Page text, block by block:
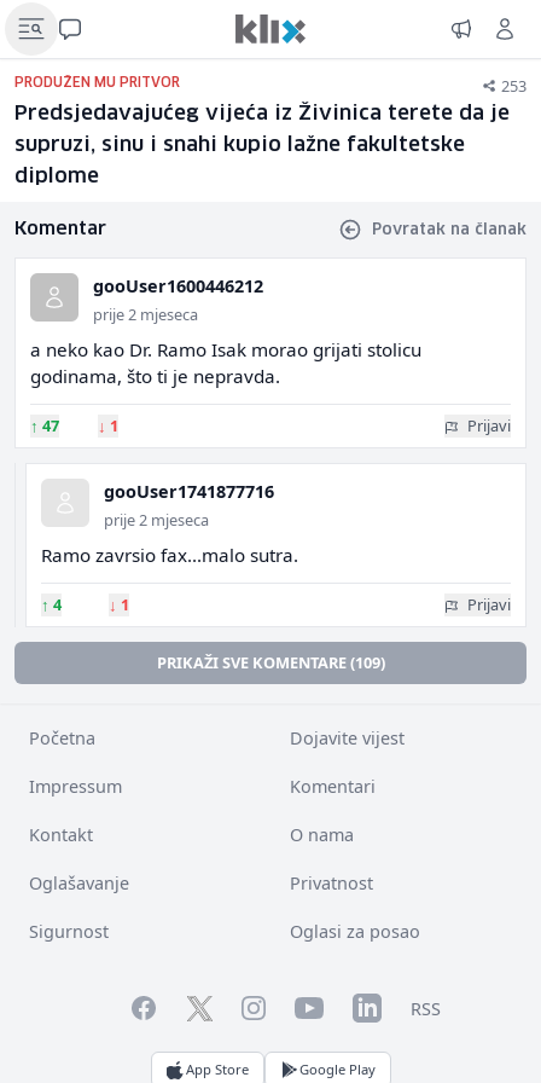
PRODUŽEN MU PRITVOR 253
Predsjedavajućeg vijeća iz Živinica terete da je
supruzi, sinu i snahi kupio lažne fakultetske
diplome
Komentar Povratak na članak
gooUser1600446212
prije 2 mjeseca
a neko kao Dr. Ramo Isak morao grijati stolicu
godinama, što ti je nepravda.
↑ 47 ↓ 1 Prijavi
gooUser1741877716
prije 2 mjeseca
Ramo zavrsio fax...malo sutra.
↑ 4 ↓ 1 Prijavi
PRIKAŽI SVE KOMENTARE (109)
Početna Dojavite vijest
Impressum Komentari
Kontakt O nama
Oglašavanje Privatnost
Sigurnost Oglasi za posao
FacebookTwitterInstagramYouTubeLinkedInRSS
App Store Google Play